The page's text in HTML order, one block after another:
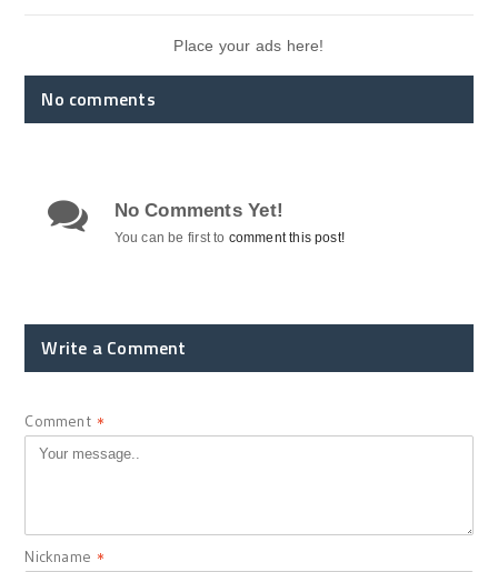
Place your ads here!
No comments
No Comments Yet!
You can be first to comment this post!
Write a Comment
Comment *
Nickname *